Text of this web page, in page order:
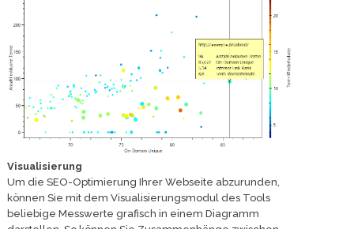
Visualisierung
Um die SEO-Optimierung Ihrer Webseite abzurunden,
können Sie mit dem Visualisierungsmodul des Tools
beliebige Messwerte grafisch in einem Diagramm